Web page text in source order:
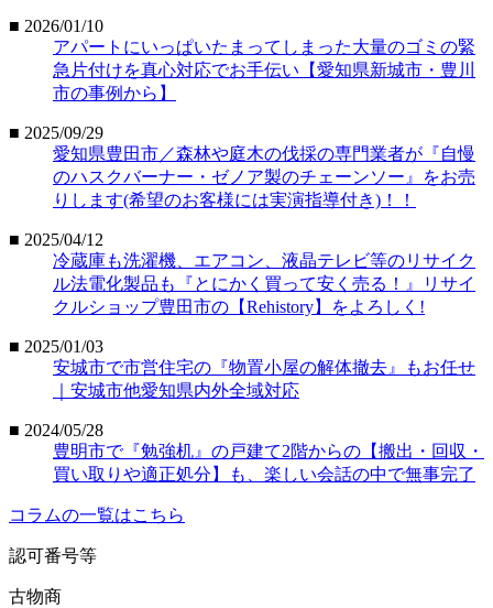
■ 2026/01/10
アパートにいっぱいたまってしまった大量のゴミの緊
急片付けを真心対応でお手伝い【愛知県新城市・豊川
市の事例から】
■ 2025/09/29
愛知県豊田市／森林や庭木の伐採の専門業者が『自慢
のハスクバーナー・ゼノア製のチェーンソー』をお売
りします(希望のお客様には実演指導付き)！！
■ 2025/04/12
冷蔵庫も洗濯機、エアコン、液晶テレビ等のリサイク
ル法電化製品も『とにかく買って安く売る！』リサイ
クルショップ豊田市の【Rehistory】をよろしく!
■ 2025/01/03
安城市で市営住宅の『物置小屋の解体撤去』もお任せ
｜安城市他愛知県内外全域対応
■ 2024/05/28
豊明市で『勉強机』の戸建て2階からの【搬出・回収・
買い取りや適正処分】も、楽しい会話の中で無事完了
コラムの一覧はこちら
認可番号等
古物商